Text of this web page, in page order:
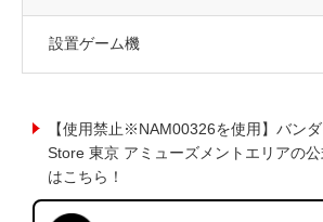
設置ゲーム機
【使用禁止※NAM00326を使用】バン
Store 東京 アミューズメントエリアの
はこちら！